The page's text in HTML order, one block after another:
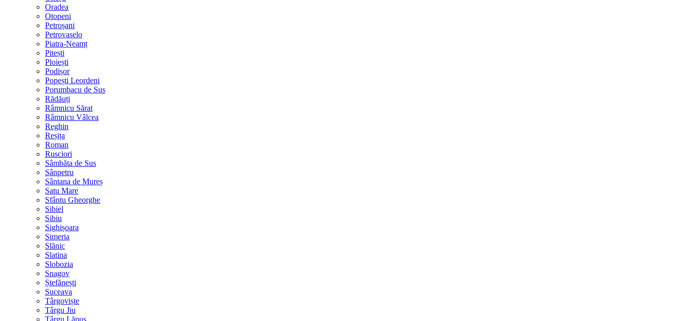
Oradea
Otopeni
Petroșani
Petrovaselo
Piatra-Neamț
Pitești
Ploiești
Podișor
Popești Leordeni
Porumbacu de Sus
Rădăuți
Râmnicu Sărat
Râmnicu Vâlcea
Reghin
Reșița
Roman
Rusciori
Sâmbăta de Sus
Sânpetru
Sântana de Mureș
Satu Mare
Sfântu Gheorghe
Sibiel
Sibiu
Sighișoara
Simeria
Slănic
Slatina
Slobozia
Snagov
Ștefănești
Suceava
Târgoviște
Târgu Jiu
Târgu Lăpuș